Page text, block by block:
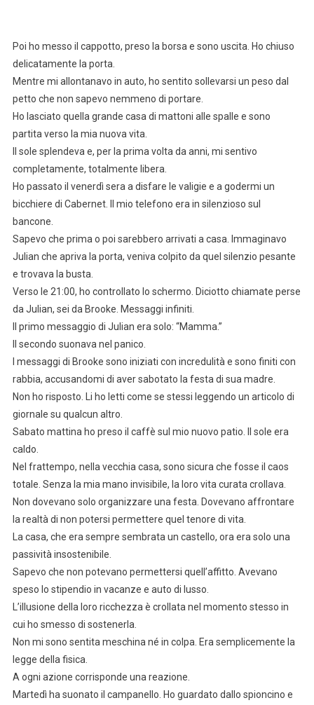
Poi ho messo il cappotto, preso la borsa e sono uscita. Ho chiuso
delicatamente la porta.
Mentre mi allontanavo in auto, ho sentito sollevarsi un peso dal
petto che non sapevo nemmeno di portare.
Ho lasciato quella grande casa di mattoni alle spalle e sono
partita verso la mia nuova vita.
Il sole splendeva e, per la prima volta da anni, mi sentivo
completamente, totalmente libera.
Ho passato il venerdì sera a disfare le valigie e a godermi un
bicchiere di Cabernet. Il mio telefono era in silenzioso sul
bancone.
Sapevo che prima o poi sarebbero arrivati a casa. Immaginavo
Julian che apriva la porta, veniva colpito da quel silenzio pesante
e trovava la busta.
Verso le 21:00, ho controllato lo schermo. Diciotto chiamate perse
da Julian, sei da Brooke. Messaggi infiniti.
Il primo messaggio di Julian era solo: “Mamma.”
Il secondo suonava nel panico.
I messaggi di Brooke sono iniziati con incredulità e sono finiti con
rabbia, accusandomi di aver sabotato la festa di sua madre.
Non ho risposto. Li ho letti come se stessi leggendo un articolo di
giornale su qualcun altro.
Sabato mattina ho preso il caffè sul mio nuovo patio. Il sole era
caldo.
Nel frattempo, nella vecchia casa, sono sicura che fosse il caos
totale. Senza la mia mano invisibile, la loro vita curata crollava.
Non dovevano solo organizzare una festa. Dovevano affrontare
la realtà di non potersi permettere quel tenore di vita.
La casa, che era sempre sembrata un castello, ora era solo una
passività insostenibile.
Sapevo che non potevano permettersi quell’affitto. Avevano
speso lo stipendio in vacanze e auto di lusso.
L’illusione della loro ricchezza è crollata nel momento stesso in
cui ho smesso di sostenerla.
Non mi sono sentita meschina né in colpa. Era semplicemente la
legge della fisica.
A ogni azione corrisponde una reazione.
Martedì ha suonato il campanello. Ho guardato dallo spioncino e